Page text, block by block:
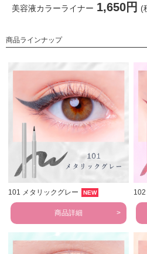
美容液カラーライナー 1,650円 (
商品ラインナップ
101 メタリックグレー NEW
商品詳細
102